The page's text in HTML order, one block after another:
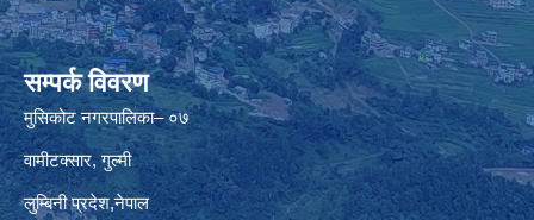
सम्पर्क विवरण
मुसिकोट नगरपालिका– ०७
वामीटक्सार, गुल्मी
लुम्बिनी प्रदेश,नेपाल